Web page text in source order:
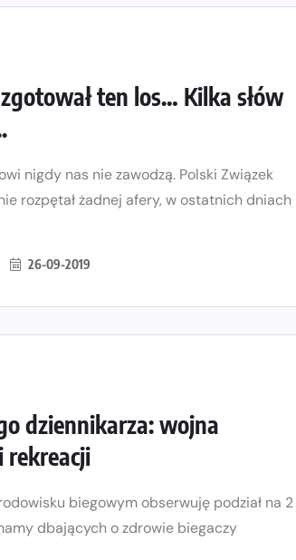
ten los… Kilka słów
nigdy nas nie zawodzą. Polski Związek
rozpętał żadnej afery, w ostatnich dniach
26-09-2019
dziennikarza: wojna
rekreacji
biegowym obserwuję podział na 2
dbających o zdrowie biegaczy